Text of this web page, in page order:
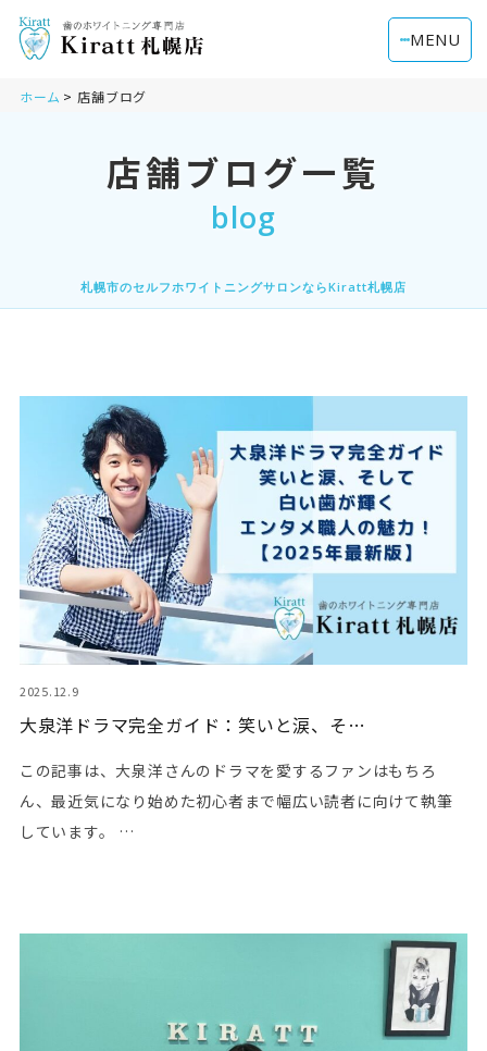
MENU
ホーム 店舗ブログ
店舗ブログ一覧
blog
札幌市のセルフホワイトニングサロンならKiratt札幌店
2025.12.9
大泉洋ドラマ完全ガイド：笑いと涙、そ…
この記事は、大泉洋さんのドラマを愛するファンはもちろ
ん、最近気になり始めた初心者まで幅広い読者に向けて執筆
しています。 …